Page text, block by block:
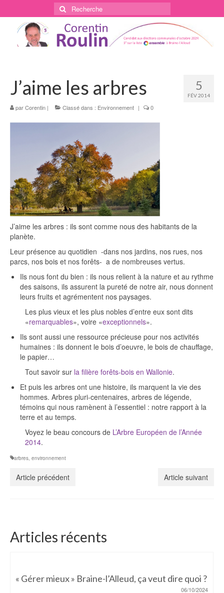
Rechercher
:
5
FÉV 2014
J’aime les arbres
parCorentin | Classé dans : Environnement | 0
J’aime les arbres : ils sont comme nous des habitants de la
planète.
Leur présence au quotidien -dans nos jardins, nos rues, nos
parcs, nos bois et nos forêts- a de nombreuses vertus.
Ils nous font du bien : ils nous relient à la nature et au rythme
des saisons, ils assurent la pureté de notre air, nous donnent
leurs fruits et agrémentent nos paysages.
Les plus vieux et les plus nobles d’entre eux sont dits
«remarquables», voire «exceptionnels».
Ils sont aussi une ressource précieuse pour nos activités
humaines : ils donnent le bois d’oeuvre, le bois de chauffage,
le papier…
Tout savoir sur la filière forêts-bois en Wallonie.
Et puis les arbres ont une histoire, ils marquent la vie des
hommes. Arbres pluri-centenaires, arbres de légende,
témoins qui nous ramènent à l’essentiel : notre rapport à la
terre et au temps.
Voyez le beau concours de L’Arbre Européen de l’Année
2014.
arbres, environnement
Article précédent Article suivant
Articles récents
« Gérer mieux » Braine-l’Alleud, ça veut dire quoi ?
06/10/2024